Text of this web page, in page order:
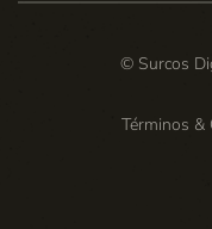
© Surcos
Términos &